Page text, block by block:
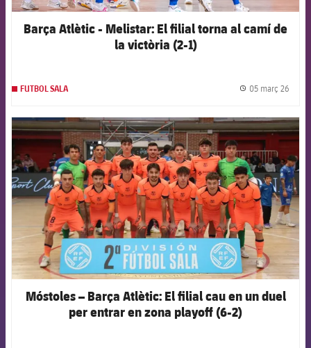
Barça Atlètic - Melistar: El filial torna al camí de
la victòria (2-1)
FUTBOL SALA 05 març 26
FCB Barcelona badge
Móstoles – Barça Atlètic: El filial cau en un duel
per entrar en zona playoff (6-2)